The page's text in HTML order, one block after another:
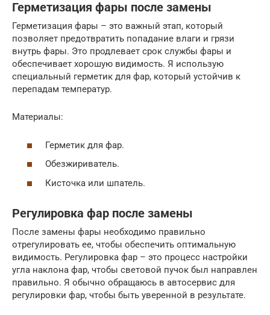
Герметизация фары после замены
Герметизация фары – это важный этап, который
позволяет предотвратить попадание влаги и грязи
внутрь фары. Это продлевает срок службы фары и
обеспечивает хорошую видимость. Я использую
специальный герметик для фар, который устойчив к
перепадам температур.
Материалы:
Герметик для фар.
Обезжириватель.
Кисточка или шпатель.
Регулировка фар после замены
После замены фары необходимо правильно
отрегулировать ее, чтобы обеспечить оптимальную
видимость. Регулировка фар – это процесс настройки
угла наклона фар, чтобы световой пучок был направлен
правильно. Я обычно обращаюсь в автосервис для
регулировки фар, чтобы быть уверенной в результате.